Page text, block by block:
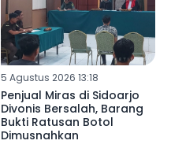
5 Agustus 2026 13:18
Penjual Miras di Sidoarjo
Divonis Bersalah, Barang
Bukti Ratusan Botol
Dimusnahkan